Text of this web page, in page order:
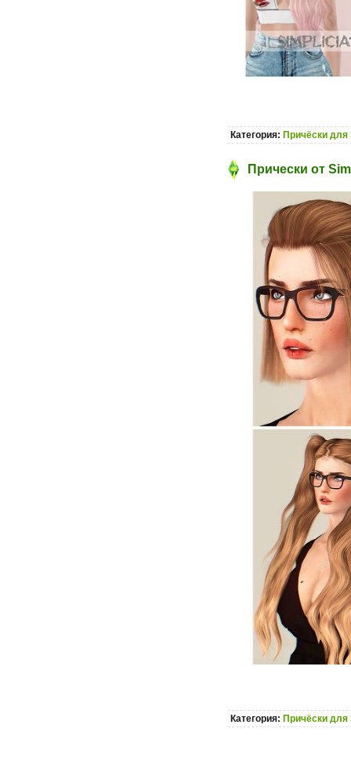
Категория: Причёски для
Прически от
Категория: Причёски для